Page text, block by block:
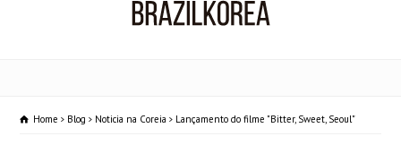
Home Blog Noticia na Coreia Lançamento do filme "Bitter, Sweet, Seoul"